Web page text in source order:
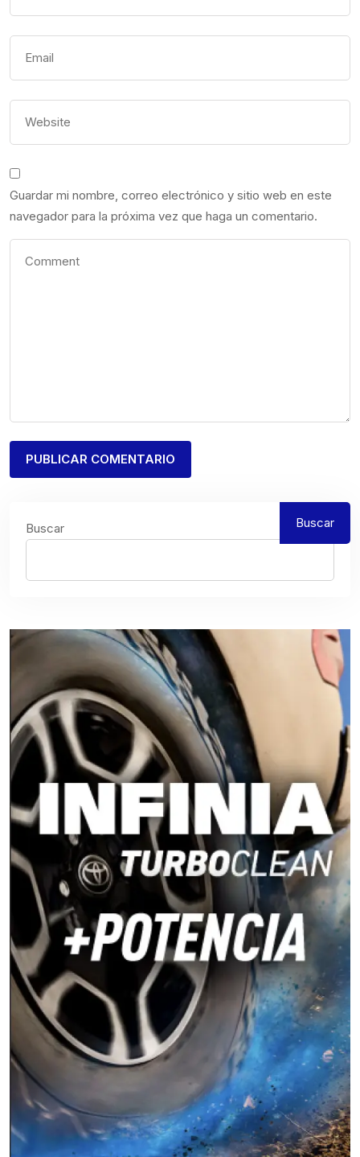
Guardar mi nombre, correo electrónico y sitio web en este
navegador para la próxima vez que haga un comentario.
Buscar Buscar